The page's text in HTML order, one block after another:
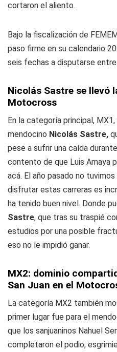
cortaron el aliento.
Bajo la fiscalización de
paso firme en su calendario
seis fechas a disputarse
Nicolás Sastre se llevó
Motocross
En la categoría principal,
mendocino Nicolás Sastre,
pese a sufrir una caída
contento de que Luis Amaya
acá. El año pasado no
disfrutar estas carreras es
ha tenido buen nivel. Donde
Sastre, que tras su traspié
estudios por una posible
eso no le impidió ganar.
MX2: dominio
San Juan en el
La categoría MX2 también
primer lugar fue para el
que los sanjuaninos Nahuel
completaron el podio,